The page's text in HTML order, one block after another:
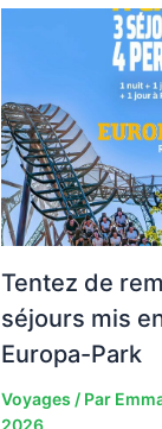
Tentez de
séjours mis
Europa-Park
Voyages / Par
2026